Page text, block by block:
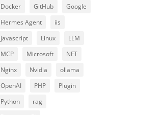
Docker
GitHub
Google
Hermes Agent
iis
javascript
Linux
LLM
MCP
Microsoft
NFT
Nginx
Nvidia
ollama
OpenAI
PHP
Plugin
Python
rag